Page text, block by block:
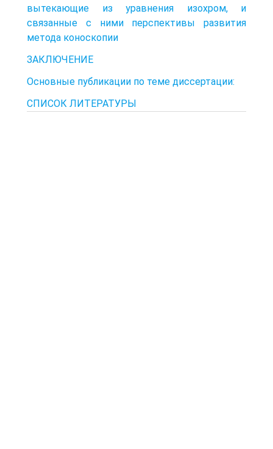
вытекающие из уравнения изохром, и
связанные с ними перспективы развития
метода коноскопии
ЗАКЛЮЧЕНИЕ
Основные публикации по теме диссертации:
СПИСОК ЛИТЕРАТУРЫ